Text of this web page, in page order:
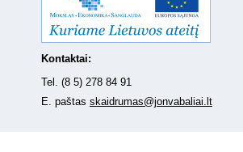
Kontaktai:
Tel. (8 5) 278 84 91
E. paštas skaidrumas@jonvabaliai.lt